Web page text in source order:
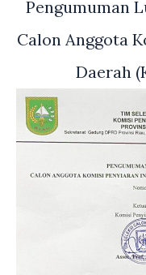
Pengumuman
Calon Anggota
Daerah